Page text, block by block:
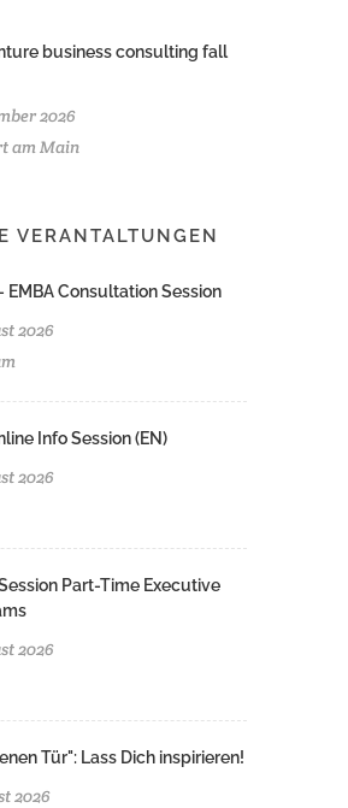
business consulting fall
2026
am Main
VERANTALTUNGEN
EMBA Consultation Session
2026
Info Session (EN)
2026
Part-Time Executive
2026
Tür": Lass Dich inspirieren!
2026